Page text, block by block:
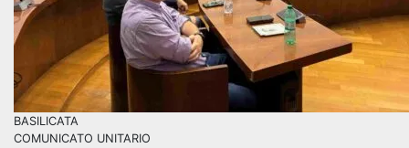
BASILICATA
COMUNICATO UNITARIO